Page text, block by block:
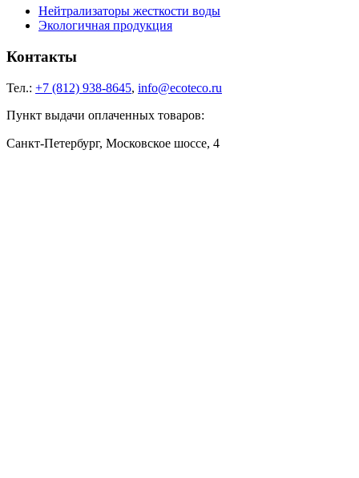
Нейтрализаторы жесткости воды
Экологичная продукция
Контакты
Тел.: +7 (812) 938-8645, info@ecoteco.ru
Пункт выдачи оплаченных товаров:
Санкт-Петербург, Московское шоссе, 4